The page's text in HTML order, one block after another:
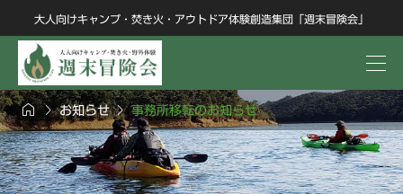
大人向けキャンプ・焚き火・アウトドア体験創造集団「週末冒険会」
お知らせ事務所移転のお知らせ